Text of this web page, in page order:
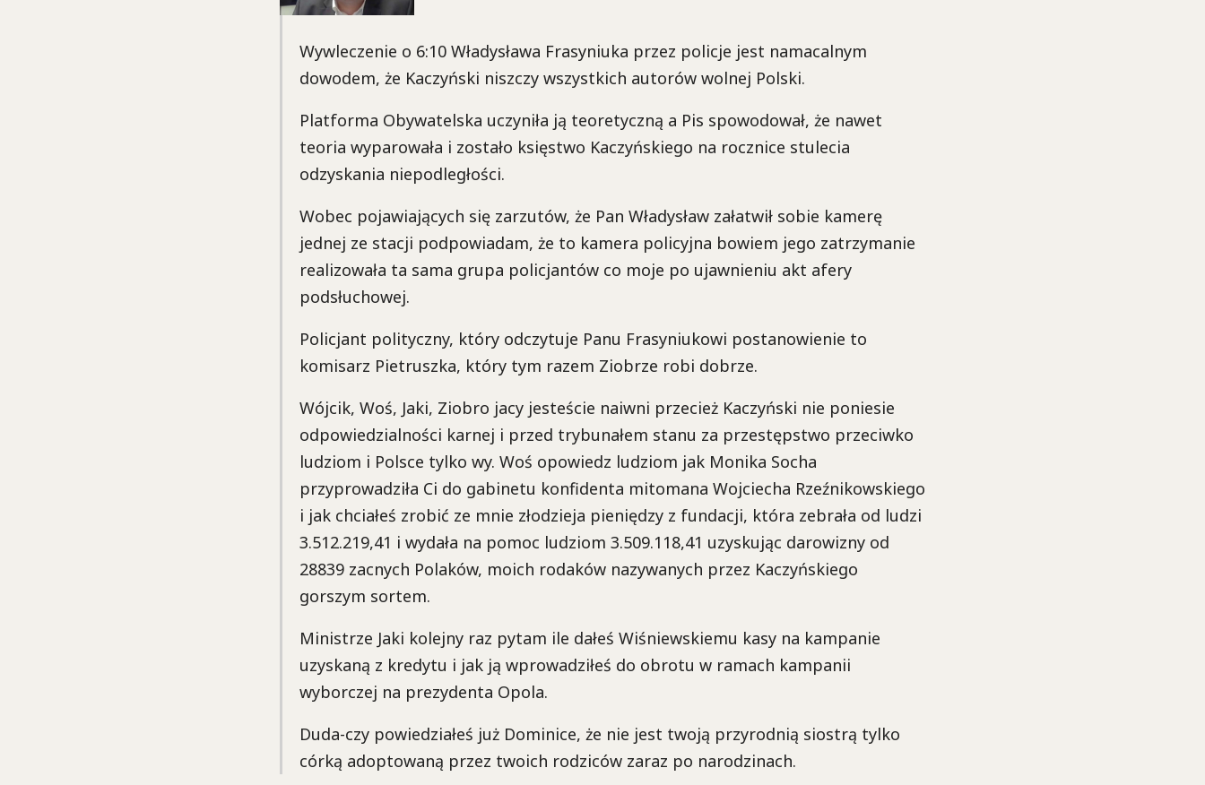
Wywleczenie o 6:10 Władysława Frasyniuka przez policje jest namacalnym
dowodem, że Kaczyński niszczy wszystkich autorów wolnej Polski.
Platforma Obywatelska uczyniła ją teoretyczną a Pis spowodował, że nawet
teoria wyparowała i zostało księstwo Kaczyńskiego na rocznice stulecia
odzyskania niepodległości.
Wobec pojawiających się zarzutów, że Pan Władysław załatwił sobie kamerę
jednej ze stacji podpowiadam, że to kamera policyjna bowiem jego zatrzymanie
realizowała ta sama grupa policjantów co moje po ujawnieniu akt afery
podsłuchowej.
Policjant polityczny, który odczytuje Panu Frasyniukowi postanowienie to
komisarz Pietruszka, który tym razem Ziobrze robi dobrze.
Wójcik, Woś, Jaki, Ziobro jacy jesteście naiwni przecież Kaczyński nie poniesie
odpowiedzialności karnej i przed trybunałem stanu za przestępstwo przeciwko
ludziom i Polsce tylko wy. Woś opowiedz ludziom jak Monika Socha
przyprowadziła Ci do gabinetu konfidenta mitomana Wojciecha Rzeźnikowskiego
i jak chciałeś zrobić ze mnie złodzieja pieniędzy z fundacji, która zebrała od ludzi
3.512.219,41 i wydała na pomoc ludziom 3.509.118,41 uzyskując darowizny od
28839 zacnych Polaków, moich rodaków nazywanych przez Kaczyńskiego
gorszym sortem.
Ministrze Jaki kolejny raz pytam ile dałeś Wiśniewskiemu kasy na kampanie
uzyskaną z kredytu i jak ją wprowadziłeś do obrotu w ramach kampanii
wyborczej na prezydenta Opola.
Duda-czy powiedziałeś już Dominice, że nie jest twoją przyrodnią siostrą tylko
córką adoptowaną przez twoich rodziców zaraz po narodzinach.